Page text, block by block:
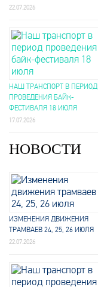
22.07.2026
НАШ ТРАНСПОРТ В ПЕРИОД
ПРОВЕДЕНИЯ БАЙК-
ФЕСТИВАЛЯ 18 ИЮЛЯ
17.07.2026
НОВОСТИ
ИЗМЕНЕНИЯ ДВИЖЕНИЯ
ТРАМВАЕВ 24, 25, 26 ИЮЛЯ
22.07.2026